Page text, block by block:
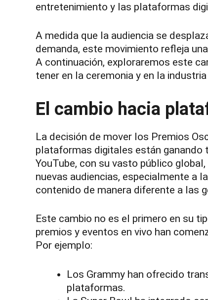
entretenimiento y las plataformas
A medida que la audiencia se
demanda, este movimiento refleja
A continuación, exploraremos este
tener en la ceremonia y en la
El cambio hacia
La decisión de mover los Premios
plataformas digitales están ganando
YouTube, con su vasto público
nuevas audiencias, especialmente a
contenido de manera diferente a las
Este cambio no es el primero en su
premios y eventos en vivo han
Por ejemplo:
Los Grammy han ofrecido
plataformas.